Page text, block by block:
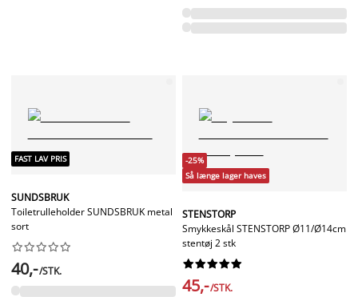
FAST LAV PRIS
SUNDSBRUK
Toiletrulleholder SUNDSBRUK metal
sort






40,-/STK.
-25%
Så længe lager haves
STENSTORP
Smykkeskål STENSTORP Ø11/Ø14cm
stentøj 2 stk






45,-/STK.